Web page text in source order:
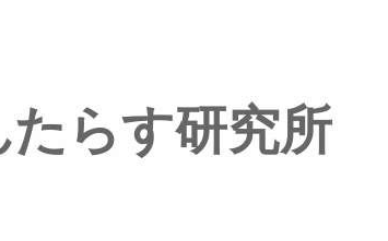
たらす研究所